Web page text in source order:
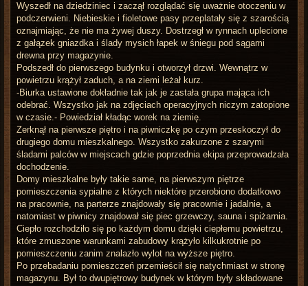
Wyszedł na dziedziniec i zaczął rozglądać się uważnie otoczeniu w
podczerwieni. Niebieskie i fioletowe pasy przeplatały się z szarością
oznajmiając, że nie ma żywej duszy. Dostrzegł w rynnach uplecione
z gałązek gniazdka i ślady mysich łapek w śniegu pod sągami
drewna przy magazynie.
Podszedł do pierwszego budynku i otworzył drzwi. Wewnątrz w
powietrzu krążył zaduch, a na ziemi leżał kurz.
-Biurka ustawione dokładnie tak jak je zastała grupa mająca ich
odebrać. Wszystko jak na zdjęciach operacyjnych niczym zatopione
w czasie.- Powiedział kładąc worek na ziemię.
Zerknął na pierwsze piętro i na piwniczkę po czym przeskoczył do
drugiego domu mieszkalnego. Wszystko zakurzone z szarymi
śladami palców w miejscach gdzie poprzednia ekipa przeprowadzała
dochodzenie.
Domy mieszkalne były takie same, na pierwszym piętrze
pomieszczenia sypialne z których niektóre przerobiono dodatkowo
na pracownie, na parterze znajdowały się pracownie i jadalnie, a
natomiast w piwnicy znajdował się piec grzewczy, sauna i spiżarnia.
Ciepło rozchodziło się po każdym domu dzięki ciepłemu powietrzu,
które zmuszone warunkami zabudowy krążyło kilkukrotnie po
pomieszczeniu zanim znalazło wylot na wyższe piętro.
Po przebadaniu pomieszczeń przemieścił się natychmiast w stronę
magazynu. Był to dwupiętrowy budynek w którym były składowane